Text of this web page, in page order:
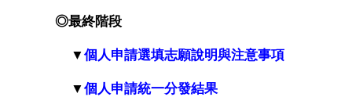
◎最終階段
▼個人申請選填志願說明與注意事項
▼個人申請統一分發結果